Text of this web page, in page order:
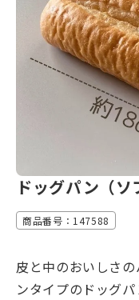
ドッグパン（
商品番号：147588
皮と中のおいしさ
ンタイプのドッグパ